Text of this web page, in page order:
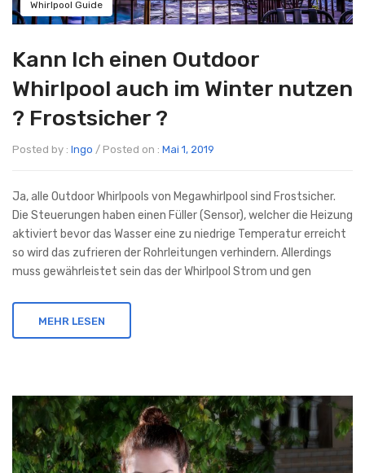
Whirlpool Guide
Kann Ich einen Outdoor
Whirlpool auch im Winter nutzen
? Frostsicher ?
Posted by : Ingo / Posted on : Mai 1, 2019
Ja, alle Outdoor Whirlpools von Megawhirlpool sind Frostsicher.
Die Steuerungen haben einen Füller (Sensor), welcher die Heizung
aktiviert bevor das Wasser eine zu niedrige Temperatur erreicht
so wird das zufrieren der Rohrleitungen verhindern. Allerdings
muss gewährleistet sein das der Whirlpool Strom und gen
MEHR LESEN